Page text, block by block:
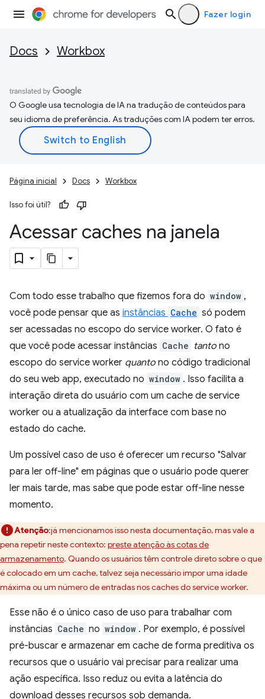
Fazer login
Docs Workbox
O Google usa tecnologia de IA na tradução de conteúdos para
seu idioma de preferência. As traduções com IA podem ter erros.
Página inicial Docs Workbox
Isso foi útil?
Acessar caches na janela
Com todo esse trabalho que fizemos fora do window ,
você pode pensar que as instâncias Cache só podem
ser acessadas no escopo do service worker. O fato é
que você pode acessar instâncias Cache tanto no
escopo do service worker quanto no código tradicional
do seu web app, executado no window . Isso facilita a
interação direta do usuário com um cache de service
worker ou a atualização da interface com base no
estado do cache.
Um possível caso de uso é oferecer um recurso "Salvar
para ler off-line" em páginas que o usuário pode querer
ler mais tarde, mas sabe que pode estar off-line nesse
momento.
Atenção:já mencionamos isso nesta documentação, mas vale a
pena repetir neste contexto: preste atenção às cotas de
armazenamento. Quando os usuários têm controle direto sobre o que
é colocado em um cache, talvez seja necessário impor uma idade
máxima ou um número de entradas nos caches do service worker.
Esse não é o único caso de uso para trabalhar com
instâncias Cache no window . Por exemplo, é possível
pré-buscar e armazenar em cache de forma preditiva os
recursos que o usuário vai precisar para realizar uma
ação específica. Isso reduz ou evita a latência do
download desses recursos sob demanda.